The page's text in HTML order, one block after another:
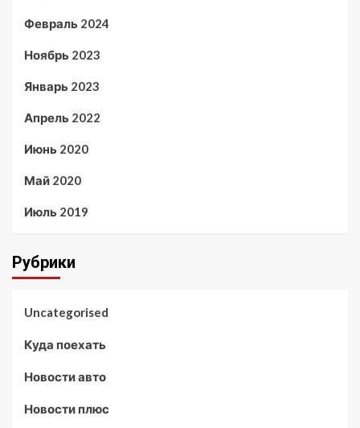
Февраль 2024
Ноябрь 2023
Январь 2023
Апрель 2022
Июнь 2020
Май 2020
Июль 2019
Рубрики
Uncategorised
Куда поехать
Новости авто
Новости плюс